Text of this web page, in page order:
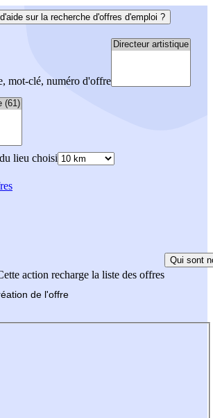
sur la recherche d'offres d'emploi ?
mot-clé, numéro d'offre
lieu choisi
action recharge la liste des offres
Qui sont
de l'offre